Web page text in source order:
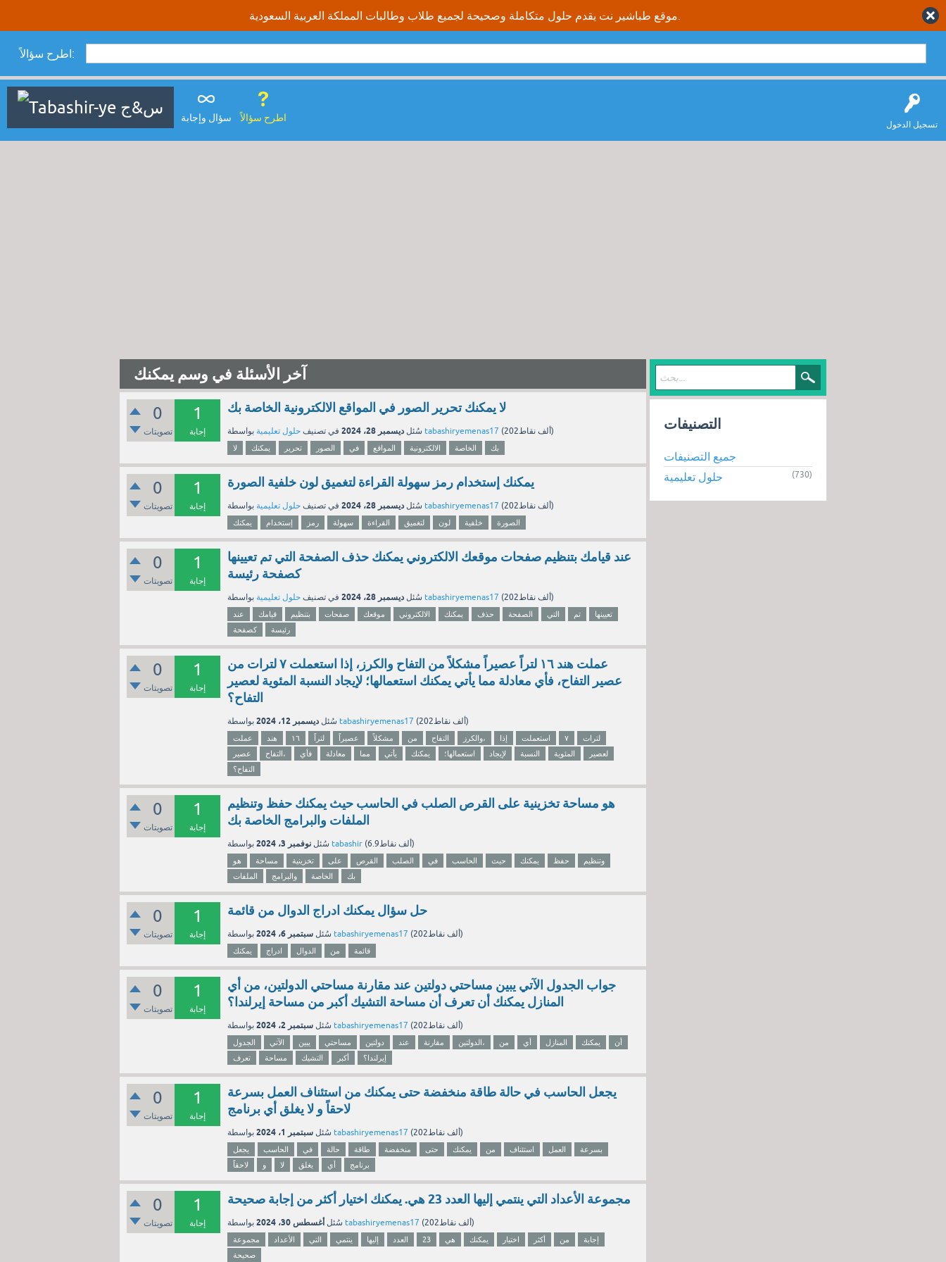
اطرح سؤالاً:
تسجيل الدخول
سؤال وإجابة اطرح سؤالاً
آخر الأسئلة في وسم يمكنك
0
تصويتات
1
إجابة
لا يمكنك تحرير الصور في المواقع الالكترونية الخاصة بك
سُئل ديسمبر 28، 2024 في تصنيف حلول تعليمية tabashiryemenas17 ( 202ألف نقاط)
لا يمكنك تحرير الصور في المواقع الالكترونية الخاصة بك
0
تصويتات
1
إجابة
يمكنك إستخدام رمز سهولة القراءة لتغميق لون خلفية الصورة
سُئل ديسمبر 28، 2024 في تصنيف حلول تعليمية tabashiryemenas17 ( 202ألف نقاط)
يمكنك إستخدام رمز سهولة القراءة لتغميق لون خلفية الصورة
0
تصويتات
1
إجابة
عند قيامك بتنظيم صفحات موقعك الالكتروني يمكنك حذف الصفحة التي تم تعيينها
كصفحة رئيسة
سُئل ديسمبر 28، 2024 في تصنيف حلول تعليمية tabashiryemenas17 ( 202ألف نقاط)
عند قيامك بتنظيم صفحات موقعك الالكتروني يمكنك حذف الصفحة التي تم
تعيينها
كصفحة
رئيسة
0
تصويتات
1
إجابة
عملت هند ١٦ لتراً عصيراً مشكلاً من التفاح والكرز، إذا استعملت ٧ لترات من
عصير التفاح، فأي معادلة مما يأتي يمكنك استعمالها؛ لإيجاد النسبة المئوية لعصير
التفاح؟
سُئل ديسمبر 12، 2024 tabashiryemenas17 ( 202ألفنقاط)
عملت هند ١٦ لتراً عصيراً مشكلاً من التفاح والكرز، إذا استعملت ٧
لترات
عصير
التفاح، فأي معادلة مما يأتي يمكنك استعمالها؛ لإيجاد النسبة المئوية
لعصير
التفاح؟
0
تصويتات
1
إجابة
هو مساحة تخزينية على القرص الصلب في الحاسب حيث يمكنك حفظ وتنظيم
الملفات والبرامج الخاصة بك
سُئل نوفمبر 3، 2024 tabashir ( 6.9ألفنقاط)
هو مساحة تخزينية على القرص الصلب في الحاسب حيث يمكنك حفظ
وتنظيم
الملفات
والبرامج الخاصة بك
0
تصويتات
1
إجابة
حل سؤال يمكنك ادراج الدوال من قائمة
سُئل سبتمبر 6، 2024 tabashiryemenas17 ( 202ألفنقاط)
يمكنك ادراج الدوال من قائمة
0
تصويتات
1
إجابة
جواب الجدول الآتي يبين مساحتي دولتين عند مقارنة مساحتي الدولتين، من أي
المنازل يمكنك أن تعرف أن مساحة التشيك أكبر من مساحة إيرلندا؟
سُئل سبتمبر 2، 2024 tabashiryemenas17 ( 202ألفنقاط)
الجدول الآتي يبين مساحتي دولتين عند مقارنة الدولتين، من أي المنازل يمكنك
أن
تعرف
مساحة التشيك أكبر إيرلندا؟
0
تصويتات
1
إجابة
يجعل الحاسب في حالة طاقة منخفضة حتى يمكنك من استئناف العمل بسرعة
لاحقاً و لا يغلق أي برنامج
سُئل سبتمبر 1، 2024 tabashiryemenas17 ( 202ألفنقاط)
يجعل الحاسب في حالة طاقة منخفضة حتى يمكنك من استئناف العمل
بسرعة
لاحقاً
و لا يغلق أي برنامج
0
تصويتات
1
إجابة
مجموعة الأعداد التي ينتمي إليها العدد 23 هي. يمكنك اختيار أكثر من إجابة صحيحة
سُئل أغسطس 30، 2024 tabashiryemenas17 ( 202ألفنقاط)
مجموعة الأعداد التي ينتمي إليها العدد 23 هي يمكنك اختيار أكثر من
إجابة
صحيحة
التصنيفات
جميع التصنيفات
حلول تعليمية
(730)